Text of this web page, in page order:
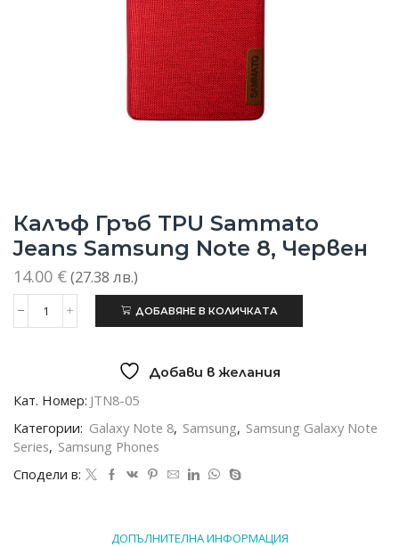
Калъф Гръб TPU Sammato
Jeans Samsung Note 8, Червен
14.00 €(27.38 лв.)
количество
Sammato
Samsung
Note
червен
ДОБАВЯНЕ В КОЛИЧКАТА
Добави в желания
Кат. Номер: JTN8-05
Категории: Galaxy Note 8, Samsung, Samsung Galaxy Note
Series, Samsung Phones
Сподели в:
ДОПЪЛНИТЕЛНА ИНФОРМАЦИЯ